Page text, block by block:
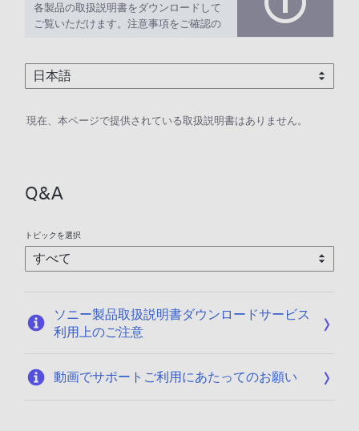
各製品の取扱説明書をダウンロードして
ご覧いただけます。注意事項をご確認の
現在、本ページで提供されている取扱説明書はありません。
Q&A
トピックを選択
ソニー製品取扱説明書ダウンロードサービス
利用上のご注意
動画でサポートご利用にあたってのお願い